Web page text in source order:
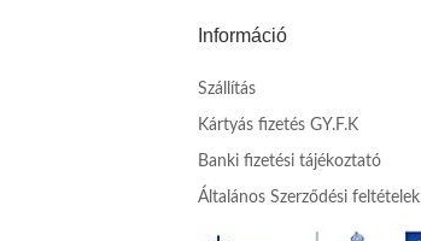
Információ
Szállítás
Kártyás fizetés GY.F.K
Banki fizetési tájékoztató
Általános Szerződési feltételek